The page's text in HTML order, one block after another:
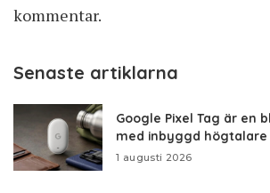
kommentar.
Senaste artiklarna
Google Pixel Tag är en
med inbyggd högtalare
1 augusti 2026